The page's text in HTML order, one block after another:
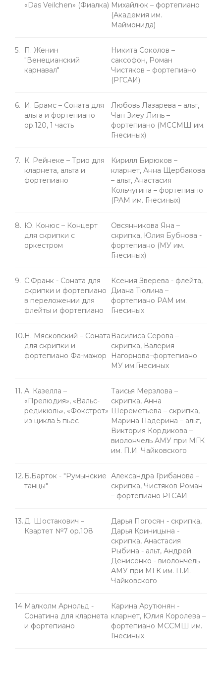
«Das Veilchen» (Фиалка) Михайлюк – фортепиано
(Академия им.
Маймонида)
5.
П. Женин
"Венецианский
карнавал"
Никита Соколов –
саксофон, Роман
Чистяков – фортепиано
(РГСАИ)
6.
И. Брамс – Соната для
альта и фортепиано
ор.120, 1 часть
Любовь Лазарева – альт,
Чан Зиеу Линь –
фортепиано (МССМШ им.
Гнесиных)
7.
К. Рейнеке – Трио для
кларнета, альта и
фортепиано
Кирилл Бирюков –
кларнет, Анна Щербакова
– альт, Анастасия
Кольчугина – фортепиано
(РАМ им. Гнесиных)
8. Ю. Конюс – Концерт
для скрипки с
оркестром
Овсянникова Яна –
скрипка, Юлия Бубнова -
фортепиано (МУ им.
Гнесиных)
9. С.Франк - Соната для
скрипки и фортепиано
в переложении для
флейты и фортепиано
Ксения Зверева - флейта,
Диана Тюлина –
фортепиано РАМ им.
Гнесиных
10.Н. Мясковский – Соната
для скрипки и
фортепиано Фа-мажор
Василиса Серова –
скрипка, Валерия
Нагорнова–фортепиано
МУ им.Гнесиных
11. А. Казелла –
«Прелюдия», «Вальс-
редикюль», «Фокстрот»
из цикла 5 пьес
Таисья Мерзлова –
скрипка, Анна
Шереметьева – скрипка,
Марина Падерина – альт,
Виктория Кордикова –
виолончель АМУ при МГК
им. П.И. Чайковского
12. Б.Барток - "Румынские
танцы"
Александра Грибанова –
скрипка, Чистяков Роман
– фортепиано РГСАИ
13. Д. Шостакович –
Квартет №7 ор.108
Дарья Погосян - скрипка,
Дарья Криницына -
скрипка, Анастасия
Рыбина - альт, Андрей
Денисенко - виолончель
АМУ при МГК им. П.И.
Чайковского
14. Малколм Арнольд -
Сонатина для кларнета
и фортепиано
Карина Арутюнян -
кларнет, Юлия Королева –
фортепиано МССМШ им.
Гнесиных